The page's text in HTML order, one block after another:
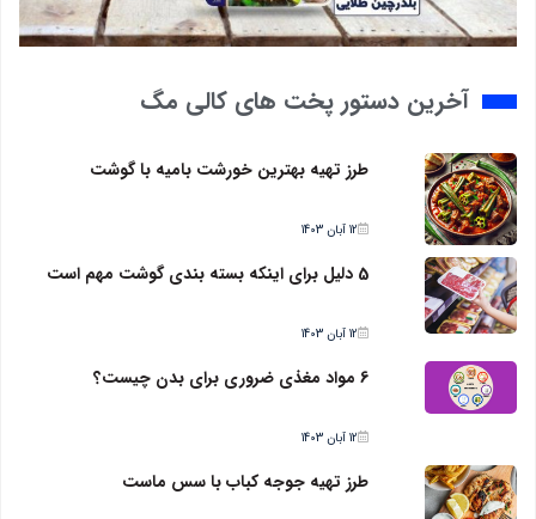
آخرین دستور پخت های کالی مگ
طرز تهیه بهترین خورشت بامیه با گوشت
12 آبان 1403
5 دلیل برای اینکه بسته بندی گوشت مهم است
12 آبان 1403
6 مواد مغذی ضروری برای بدن چیست؟
12 آبان 1403
طرز تهیه جوجه کباب با سس ماست